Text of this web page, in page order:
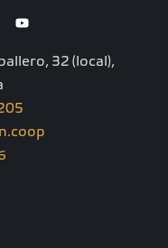
o
u
32 (local),